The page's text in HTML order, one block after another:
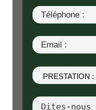
Téléphone
:
Email
:
Prestation
:
Commentaires